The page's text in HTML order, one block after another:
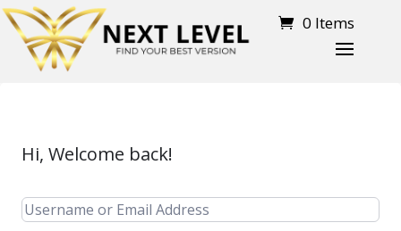
0 Items
Hi, Welcome back!